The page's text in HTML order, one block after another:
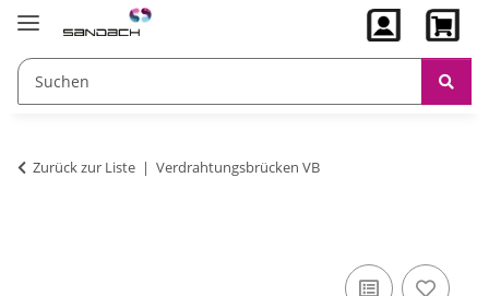
Zurück zur Liste Verdrahtungsbrücken VB